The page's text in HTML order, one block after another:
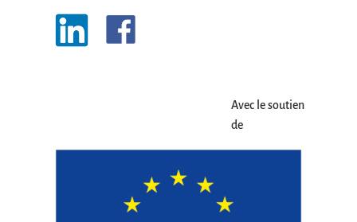
Avec le soutien
de